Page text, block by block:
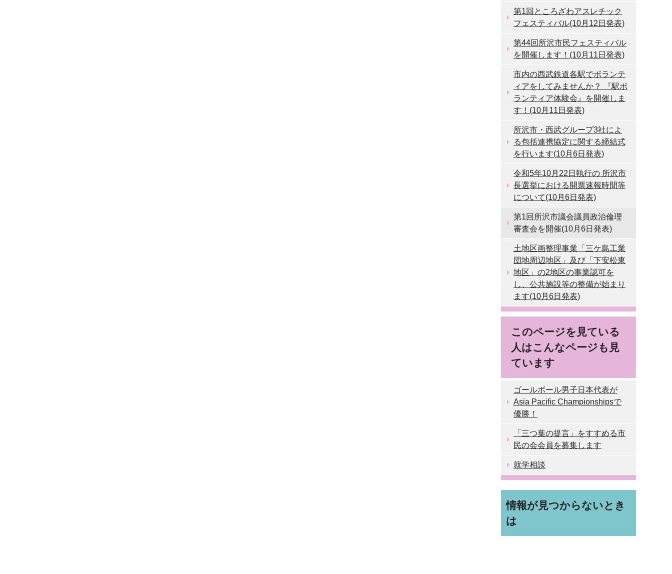
第1回ところざわアスレチック
フェスティバル(10月12日発表)
第44回所沢市民フェスティバル
を開催します！(10月11日発表)
市内の西武鉄道各駅でボランテ
ィアをしてみませんか？ 『駅ボ
ランティア体験会』を開催しま
す！(10月11日発表)
所沢市・西武グループ3社によ
る包括連携協定に関する締結式
を行います(10月6日発表)
令和5年10月22日執行の 所沢市
長選挙における開票速報時間等
について(10月6日発表)
第1回所沢市議会議員政治倫理
審査会を開催(10月6日発表)
土地区画整理事業「三ケ島工業
団地周辺地区」及び「下安松東
地区」の2地区の事業認可を
し、公共施設等の整備が始まり
ます(10月6日発表)
このページを見ている
人はこんなページも見
ています
ゴールボール男子日本代表が
Asia Pacific Championshipsで
優勝！
「三つ葉の提言」をすすめる市
民の会会員を募集します
就学相談
情報が見つからないとき
は